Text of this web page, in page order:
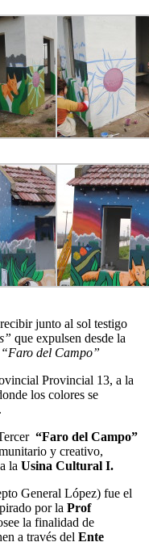
junto al sol testigo
que expulsen desde la
“Faro del Campo”
Provincial 13, a la
los colores se
“Faro del Campo”
y creativo,
la Usina Cultural I.
General López) fue el
por la Prof
la finalidad de
a través del Ente